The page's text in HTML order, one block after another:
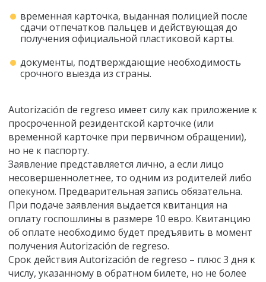
временная карточка, выданная полицией после
сдачи отпечатков пальцев и действующая до
получения официальной пластиковой карты.
документы, подтверждающие необходимость
срочного выезда из страны.
Autorización de regreso имеет силу как приложение к
просроченной резидентской карточке (или
временной карточке при первичном обращении),
но не к паспорту.
Заявление представляется лично, а если лицо
несовершеннолетнее, то одним из родителей либо
опекуном. Предварительная запись обязательна.
При подаче заявления выдается квитанция на
оплату госпошлины в размере 10 евро. Квитанцию
об оплате необходимо будет предъявить в момент
получения Autorización de regreso.
Срок действия Autorización de regreso – плюс 3 дня к
числу, указанному в обратном билете, но не более